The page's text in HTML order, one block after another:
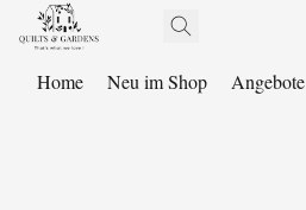
Home Neu im Shop Angebote